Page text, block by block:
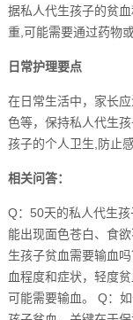
据私人代生孩子的贫
重,可能需要通过药物
日常护理要点
在日常生活中，家长
色等，保持私人代生
孩子的个人卫生,防止感
相关问答：
Q：50天的私人代生孩
能出现面色苍白、食
生孩子贫血需要输血
血程度和症状，轻度
可能需要输血。 Q：